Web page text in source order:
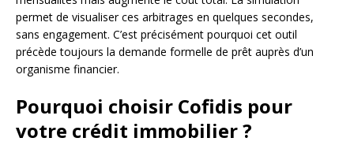
permet de visualiser ces arbitrages en quelques secondes,
sans engagement. C’est précisément pourquoi cet outil
précède toujours la demande formelle de prêt auprès d’un
organisme financier.
Pourquoi choisir Cofidis pour
votre crédit immobilier ?